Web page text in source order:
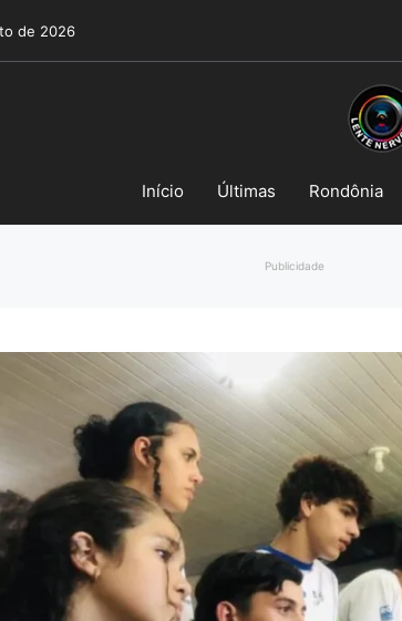
de 2026
Início Últimas Rondônia
Publicidade